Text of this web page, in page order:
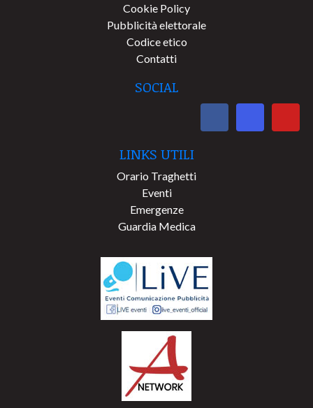
Cookie Policy
Pubblicità elettorale
Codice etico
Contatti
SOCIAL
LINKS UTILI
Orario Traghetti
Eventi
Emergenze
Guardia Medica